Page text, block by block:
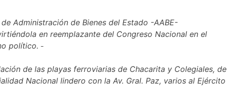
Administración de Bienes del Estado -AABE-
en reemplazante del Congreso Nacional en el
político.
de las playas ferroviarias de Chacarita y Colegiales, de
Nacional lindero con la Av. Gral. Paz, varios al Ejército